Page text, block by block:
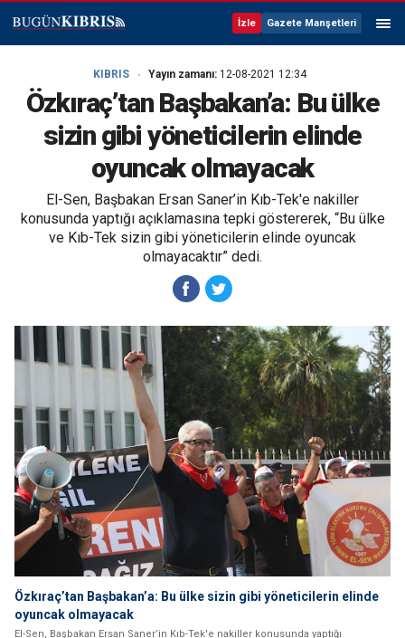
İzle Gazete Manşetleri
KIBRIS Yayın zamanı: 12-08-2021 12:34
Özkıraç’tan Başbakan’a: Bu ülke
sizin gibi yöneticilerin elinde
oyuncak olmayacak
El-Sen, Başbakan Ersan Saner’in Kıb-Tek'e nakiller
konusunda yaptığı açıklamasına tepki göstererek, “Bu ülke
ve Kıb-Tek sizin gibi yöneticilerin elinde oyuncak
olmayacaktır” dedi.
Özkıraç’tan Başbakan’a: Bu ülke sizin gibi yöneticilerin elinde
oyuncak olmayacak
El-Sen, Başbakan Ersan Saner’in Kıb-Tek'e nakiller konusunda yaptığı